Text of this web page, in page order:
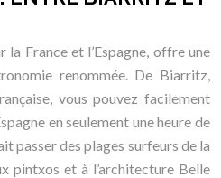
la France et l’Espagne, offre une
renommée. De Biarritz,
vous pouvez facilement
en seulement une heure de
passer des plages surfeurs de la
pintxos et à l’architecture Belle